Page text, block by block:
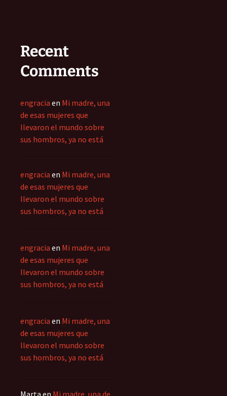
Recent
Comments
engracia en Mi madre, una
de esas mujeres que
llevaron el mundo sobre
sus hombros, ya no está
engracia en Mi madre, una
de esas mujeres que
llevaron el mundo sobre
sus hombros, ya no está
engracia en Mi madre, una
de esas mujeres que
llevaron el mundo sobre
sus hombros, ya no está
engracia en Mi madre, una
de esas mujeres que
llevaron el mundo sobre
sus hombros, ya no está
Marta en Mi madre, una de